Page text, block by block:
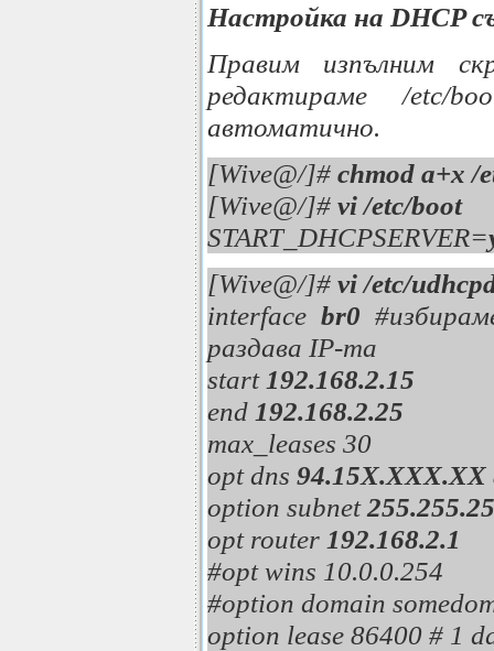
Настройка на DHCP
Правим изпълним
редактираме /etc/
автоматично.
[Wive@/]# chmod a+x /
[Wive@/]# vi /etc/boot
START_DHCPSERVER=
[Wive@/]# vi /etc/
interface br0
раздава IP-та
start 192.168.2.15
end 192.168.2.25
max_leases 30
opt dns 94.15X.XXX.XX
option subnet
opt router 192.168.2.1
#opt wins 10.0.0.254
#option domain
option lease 86400 # 1